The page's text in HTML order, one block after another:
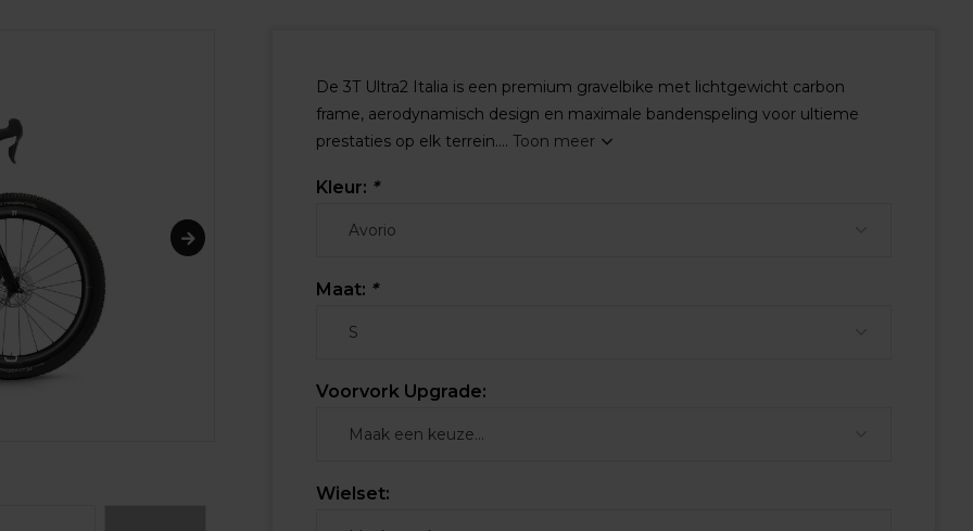
De 3T Ultra2 Italia is een premium gravelbike met lichtgewicht carbon
frame, aerodynamisch design en maximale bandenspeling voor ultieme
prestaties op elk terrein.... Toon meer
Kleur: *
Maat: *
Voorvork Upgrade:
Wielset: